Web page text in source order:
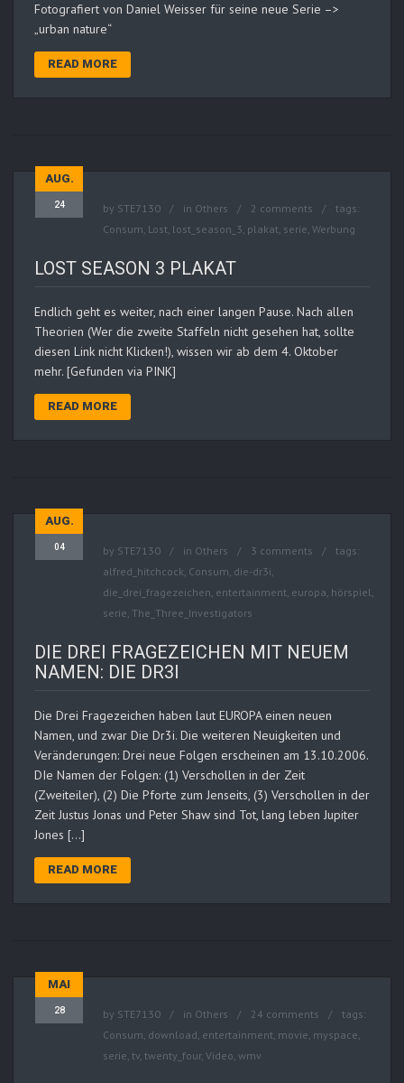
Fotografiert von Daniel Weisser für seine neue Serie –>
„urban nature“
READ MORE
AUG.
24 by STE7130 in Others 2 comments
tags:
Consum, Lost, lost_season_3, plakat, serie, Werbung
LOST SEASON 3 PLAKAT
Endlich geht es weiter, nach einer langen Pause. Nach allen
Theorien (Wer die zweite Staffeln nicht gesehen hat, sollte
diesen Link nicht Klicken!), wissen wir ab dem 4. Oktober
mehr. [Gefunden via PINK]
READ MORE
AUG.
04 by STE7130 in Others 3 comments
tags:
alfred_hitchcock, Consum, die-dr3i,
die_drei_fragezeichen, entertainment, europa, hörspiel,
serie, The_Three_Investigators
DIE DREI FRAGEZEICHEN MIT NEUEM
NAMEN: DIE DR3I
Die Drei Fragezeichen haben laut EUROPA einen neuen
Namen, und zwar Die Dr3i. Die weiteren Neuigkeiten und
Veränderungen: Drei neue Folgen erscheinen am 13.10.2006.
DIe Namen der Folgen: (1) Verschollen in der Zeit
(Zweiteiler), (2) Die Pforte zum Jenseits, (3) Verschollen in der
Zeit Justus Jonas und Peter Shaw sind Tot, lang leben Jupiter
Jones […]
READ MORE
MAI
28 by STE7130 in Others 24 comments
tags:
Consum, download, entertainment, movie, myspace,
serie, tv, twenty_four, Video, wmv